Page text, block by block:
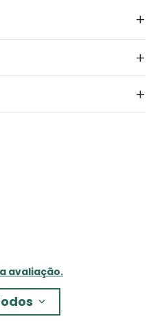
avaliação.